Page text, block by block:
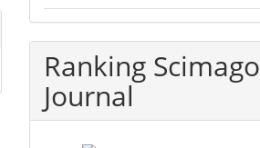
Ranking Scimago
Journal